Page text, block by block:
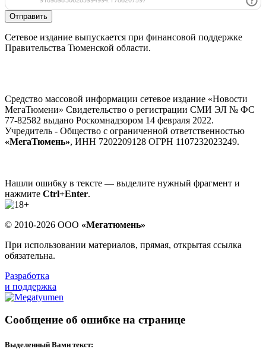
Отправить
Сетевое издание выпускается при финансовой поддержке
Правительства Тюменской области.
Средство массовой информации сетевое издание «Новости
МегаТюмени» Свидетельство о регистрации СМИ ЭЛ № ФС
77-82582 выдано Роскомнадзором 14 февраля 2022.
Учредитель - Общество с ограниченной ответственностью
«МегаТюмень», ИНН 7202209128 ОГРН 1107232023249.
Нашли ошибку в тексте — выделите нужный фрагмент и
нажмите Ctrl+Enter.
© 2010-2026 ООО «Мегатюмень»
При использовании материалов, прямая, открытая ссылка
обязательна.
Разработка
и поддержка
Сообщение об ошибке на странице
Выделенный Вами текст: